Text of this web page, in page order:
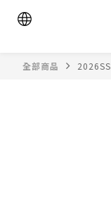
全部商品 2026SS